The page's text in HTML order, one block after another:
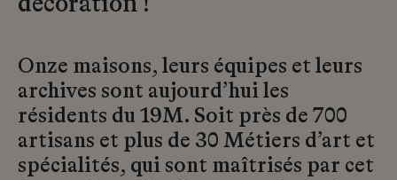
Onze maisons, leurs équipes et leurs
archives sont aujourd’hui les
résidents du 19M. Soit près de 700
artisans et plus de 30 Métiers d’art et
spécialités, qui sont maîtrisés par cet